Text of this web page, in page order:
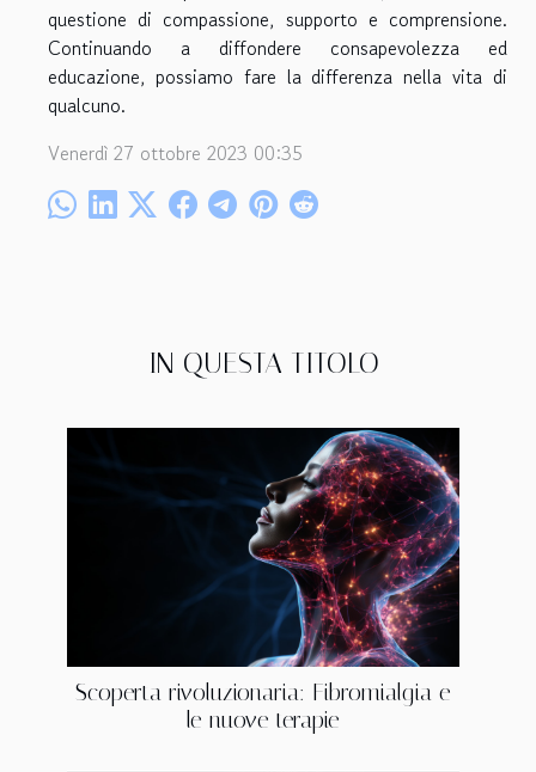
IN QUESTA TITOLO
Scoperta rivoluzionaria: Fibromialgia e
le nuove terapie
questione di compassione, supporto e comprensione.
Continuando a diffondere consapevolezza ed
educazione, possiamo fare la differenza nella vita di
qualcuno.
Venerdì 27 ottobre 2023 00:35